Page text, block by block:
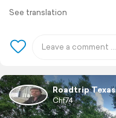
See translation
Roadtrip Texas
Chf74